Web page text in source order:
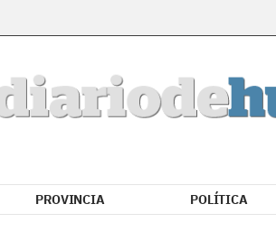
PROVINCIA POLÍTICA